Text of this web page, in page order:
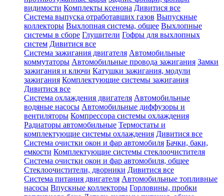
видимости Комплекты ксенона Дивитися все
Система выпуска отработавших газов Выпускные
коллекторы Выхлопная система, общее Выхлопные
системы в сборе Глушители Гофры для выхлопных
систем Дивитися все
Система зажигания двигателя Автомобильные
коммутаторы Автомобильные провода зажигания Замки
зажигания и ключи Катушки зажигания, модули
зажигания Комплектующие системы зажигания
Дивитися все
Система охлаждения двигателя Автомобильные
водяные насосы Автомобильные диффузоры и
вентиляторы Компрессора системы охлаждения
Радиаторы автомобильные Термостаты и
комплектующие системы охлаждения Дивитися все
Система очистки окон и фар автомобиля Бачки, баки,
емкости Комплектующие системы стеклоочистителя
Система очистки окон и фар автомобиля, общее
Стеклоочистители, дворники Дивитися все
Система питания двигателя Автомобильные топливные
насосы Впускные коллекторы Горловины, пробки